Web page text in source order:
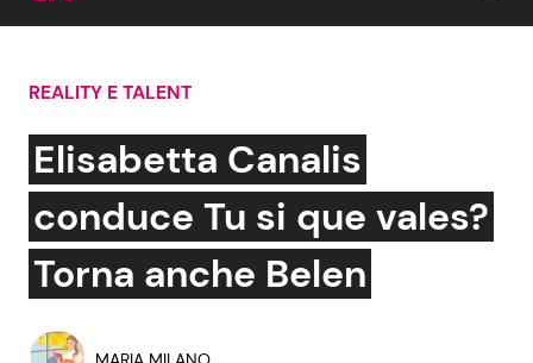
Cerca:
News e Cronaca
Attualità Italiana
Gossip e TV
Bellezze VIP
REALITY E TALENT
Elisabetta Canalis
conduce Tu si que vales?
Torna anche Belen